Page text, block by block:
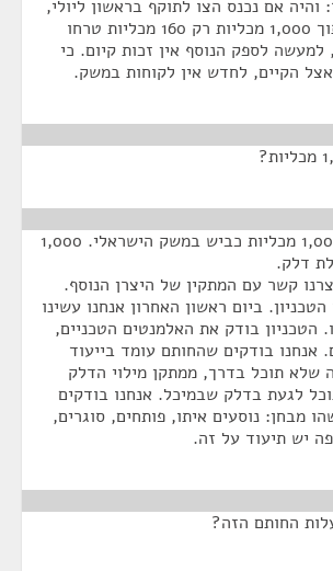
והיה אם נכנס הצו לתוקף בראשון ליולי,
חוץ מהעובדה שמתוך 1,000 מכליות רק 160 מכליות טרחו
למעשה לספק הנוסף אין זכות קיום. כי
הקיים, לחדש אין לקוחות במשק.
יש סדר גודל של 1,000 מכליות כביש במשק הישראלי. 1,000
דלק.
קשר עם המתקין של היצרן הנוסף.
ביום ראשון האחרון אנחנו עשינו
הטכניון בודק את האלמנטים הטכניים,
אנחנו בודקים שהחותם עומד בייעוד
שלא תוכל בדרך, ממתקן מילוי הדלק
לגעת בדלק שבמיכל. אנחנו בודקים
מבחן: נוסעים איתו, פותחים, סוגרים,
יש תיעוד על זה.
החותם הזה?